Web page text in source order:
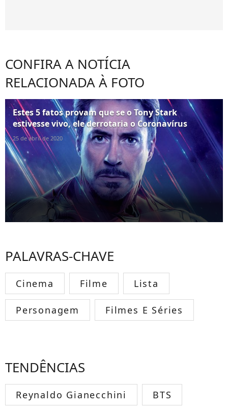
CONFIRA A NOTÍCIA
RELACIONADA À FOTO
Estes 5 fatos provam que se o Tony Stark
estivesse vivo, ele derrotaria o Coronavírus
25 de abril de 2020
PALAVRAS-CHAVE
Cinema Filme Lista
Personagem Filmes E Séries
TENDÊNCIAS
Reynaldo Gianecchini BTS